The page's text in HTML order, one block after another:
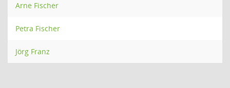
Arne Fischer
Petra Fischer
Jörg Franz